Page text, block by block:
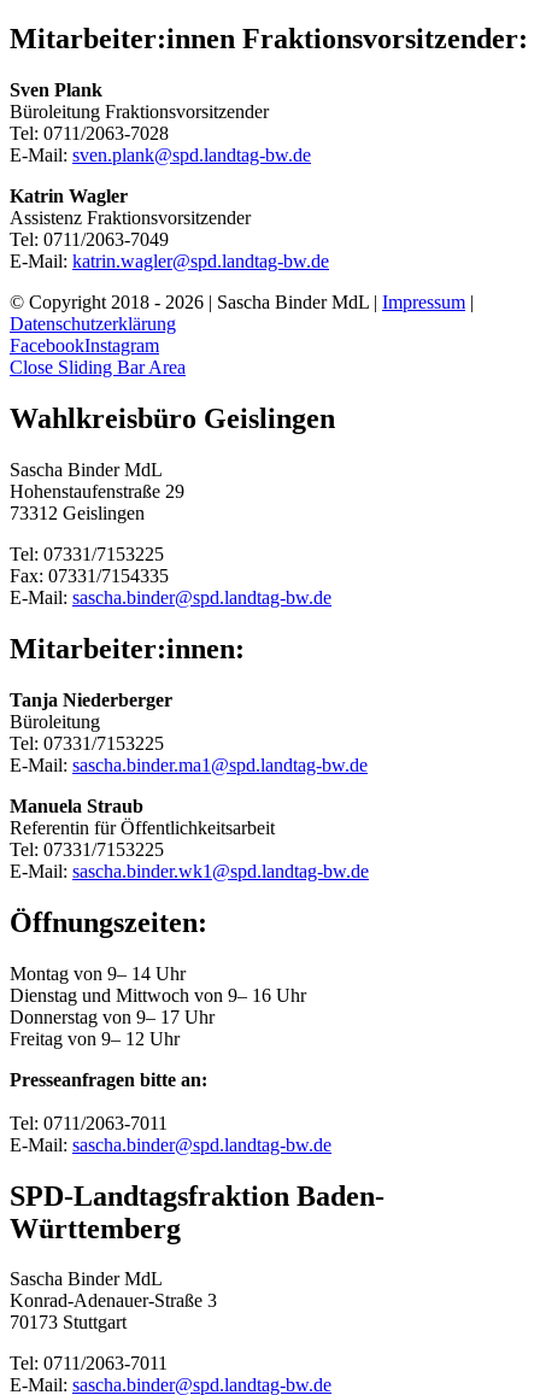
Mitarbeiter:innen Fraktionsvorsitzender:
Sven Plank
Büroleitung Fraktionsvorsitzender
Tel: 0711/2063-7028
E-Mail: sven.plank@spd.landtag-bw.de
Katrin Wagler
Assistenz Fraktionsvorsitzender
Tel: 0711/2063-7049
E-Mail: katrin.wagler@spd.landtag-bw.de
© Copyright 2018 - 2026 | Sascha Binder MdL | Impressum |
Datenschutzerklärung
FacebookInstagram
Close Sliding Bar Area
Wahlkreisbüro Geislingen
Sascha Binder MdL
Hohenstaufenstraße 29
73312 Geislingen
Tel: 07331/7153225
Fax: 07331/7154335
E-Mail: sascha.binder@spd.landtag-bw.de
Mitarbeiter:innen:
Tanja Niederberger
Büroleitung
Tel: 07331/7153225
E-Mail: sascha.binder.ma1@spd.landtag-bw.de
Manuela Straub
Referentin für Öffentlichkeitsarbeit
Tel: 07331/7153225
E-Mail: sascha.binder.wk1@spd.landtag-bw.de
Öffnungszeiten:
Montag von 9– 14 Uhr
Dienstag und Mittwoch von 9– 16 Uhr
Donnerstag von 9– 17 Uhr
Freitag von 9– 12 Uhr
Presseanfragen bitte an:
Tel: 0711/2063-7011
E-Mail: sascha.binder@spd.landtag-bw.de
SPD-Landtagsfraktion Baden-
Württemberg
Sascha Binder MdL
Konrad-Adenauer-Straße 3
70173 Stuttgart
Tel: 0711/2063-7011
E-Mail: sascha.binder@spd.landtag-bw.de